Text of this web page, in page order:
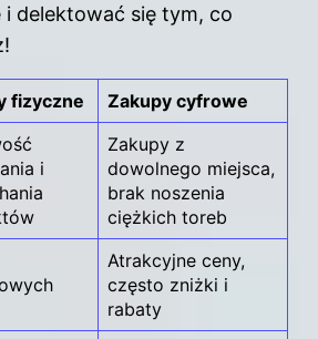
i delektować się tym, co
fizyczne Zakupy cyfrowe
i
Zakupy z
dowolnego miejsca,
brak noszenia
ciężkich toreb
Atrakcyjne ceny,
często zniżki i
rabaty